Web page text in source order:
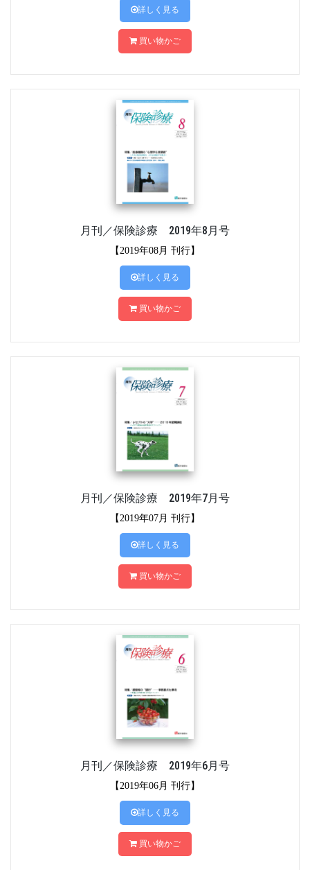
詳しく見る
買い物かご
月刊／保険診療 2019年8月号
【2019年08月 刊行】
詳しく見る
買い物かご
月刊／保険診療 2019年7月号
【2019年07月 刊行】
詳しく見る
買い物かご
月刊／保険診療 2019年6月号
【2019年06月 刊行】
詳しく見る
買い物かご